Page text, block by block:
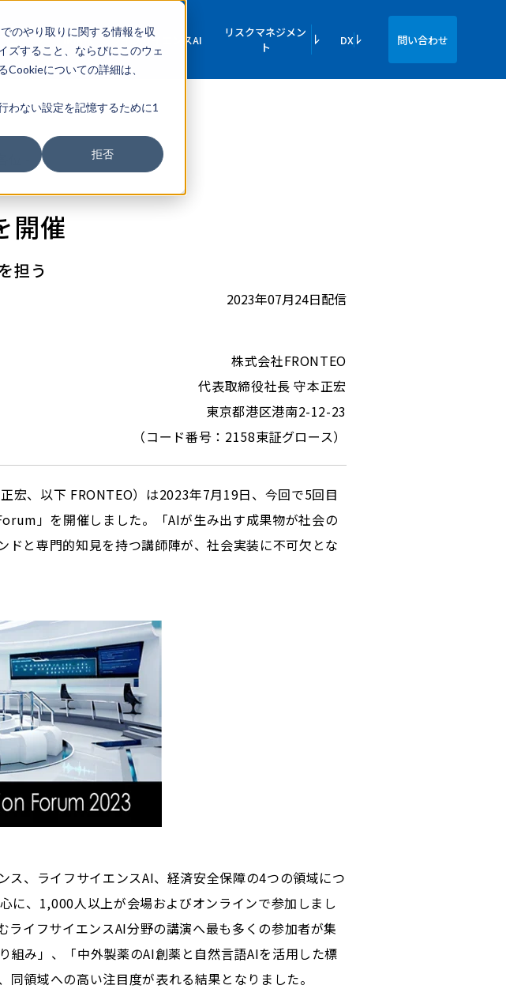
のやり取りに関する情報を収
ズすること、ならびにこのウェ
についての詳細は、
わない設定を記憶するために1
拒否
企業情
報
IR情報 ライフサイエンスAI
リスクマネジメン
ト
DX 問い合わせ
-
開催
担う
2023年07月24日配信
株式会社FRONTEO
代表取締役社長 守本正宏
東京都港区港南2-12-23
（コード番号：2158東証グロース）
宏、以下 FRONTEO）は2023年7月19日、今回で5回目
」を開催しました。「AIが生み出す成果物が社会の
と専門的知見を持つ講師陣が、社会実装に不可欠とな
、ライフサイエンスAI、経済安全保障の4つの領域につ
に、1,000人以上が会場およびオンラインで参加しまし
イフサイエンスAI分野の講演へ最も多くの参加者が集
組み」、「中外製薬のAI創薬と自然言語AIを活用した標
領域への高い注目度が表れる結果となりました。